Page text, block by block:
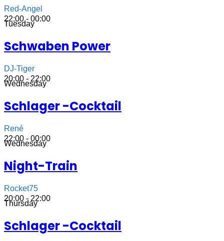
Red-Angel
22:00 - 00:00
Tuesday
Schwaben Power
DJ-Tiger
20:00 - 22:00
Wednesday
Schlager -Cocktail
René
22:00 - 00:00
Wednesday
Night-Train
Rocket75
20:00 - 22:00
Thursday
Schlager -Cocktail